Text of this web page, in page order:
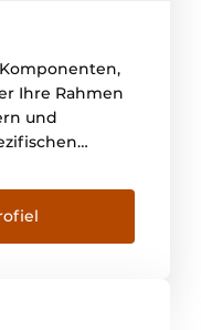
Ihre Rahmen
und
Für ein
die Lieferung
Sie sich
in